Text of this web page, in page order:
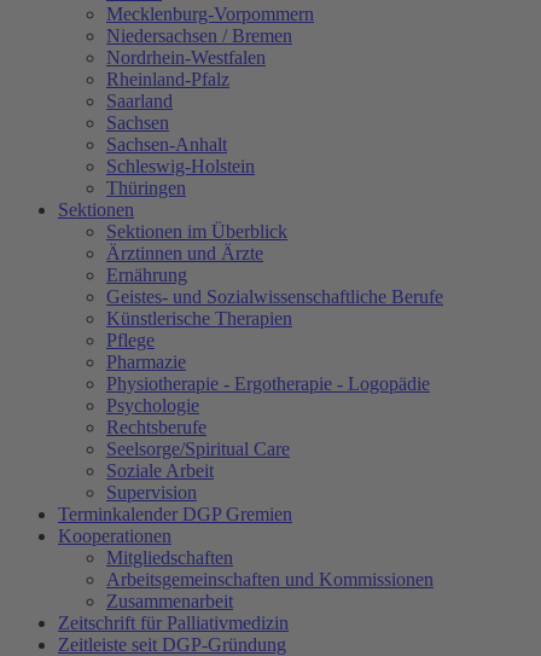
Mecklenburg-Vorpommern
Niedersachsen / Bremen
Nordrhein-Westfalen
Rheinland-Pfalz
Saarland
Sachsen
Sachsen-Anhalt
Schleswig-Holstein
Thüringen
Sektionen
Sektionen im Überblick
Ärztinnen und Ärzte
Ernährung
Geistes- und Sozialwissenschaftliche Berufe
Künstlerische Therapien
Pflege
Pharmazie
Physiotherapie - Ergotherapie - Logopädie
Psychologie
Rechtsberufe
Seelsorge/Spiritual Care
Soziale Arbeit
Supervision
Terminkalender DGP Gremien
Kooperationen
Mitgliedschaften
Arbeitsgemeinschaften und Kommissionen
Zusammenarbeit
Zeitschrift für Palliativmedizin
Zeitleiste seit DGP-Gründung